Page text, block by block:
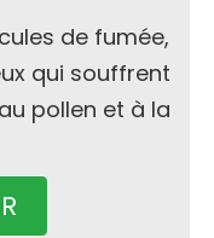
de fumée,
qui souffrent
pollen et à la